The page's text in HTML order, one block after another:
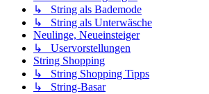
↳ String als Bademode
↳ String als Unterwäsche
Neulinge, Neueinsteiger
↳ Uservorstellungen
String Shopping
↳ String Shopping Tipps
↳ String-Basar